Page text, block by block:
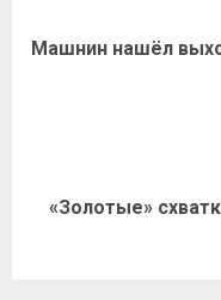
Машнин нашёл
«Золотые»